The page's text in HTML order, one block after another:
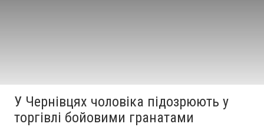
У Чернівцях чоловіка підозрюють у
торгівлі бойовими гранатами